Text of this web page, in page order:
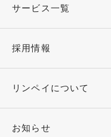
サービス一覧
採用情報
リンペイについて
お知らせ